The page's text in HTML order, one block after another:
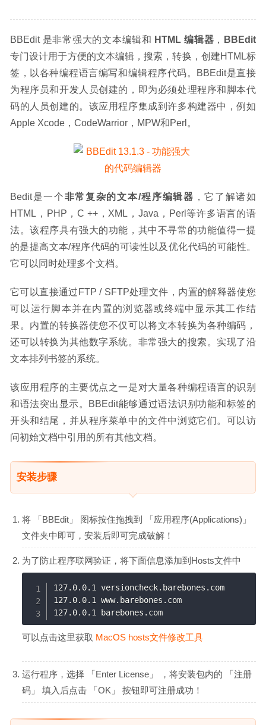
BBEdit 是非常强大的文本编辑和 HTML 编辑器 ，
BBEdit
专门设计用于方便的文本编辑，搜索，转换，创建HTML标
签，以各种编程语言编写和编辑程序代码。BBEdit是直接
为程序员和开发人员创建的，即为必须处理程序和脚本代
码的人员创建的。该应用程序集成到许多构建器中，例如
Apple Xcode，CodeWarrior，MPW和Perl。
Bedit是一个非常复杂的文本/程序编辑器 ，它了解诸如
HTML，PHP，C ++，XML，Java，Perl等许多语言的语
法。该程序具有强大的功能，其中不寻常的功能值得一提
的是提高文本/程序代码的可读性以及优化代码的可能性。
它可以同时处理多个文档。
它可以直接通过FTP / SFTP处理文件，内置的解释器使您
可以运行脚本并在内置的浏览器或终端中显示其工作结
果。内置的转换器使您不仅可以将文本转换为各种编码，
还可以转换为其他数字系统。非常强大的搜索。实现了沿
文本排列书签的系统。
该应用程序的主要优点之一是对大量各种编程语言的识别
和语法突出显示。BBEdit能够通过语法识别功能和标签的
开头和结尾，并从程序菜单中的文件中浏览它们。可以访
问初始文档中引用的所有其他文档。
安装步骤
将 「BBEdit」 图标按住拖拽到 「应用程序(Applications)」
文件夹中即可，安装后即可完成破解！
为了防止程序联网验证，将下面信息添加到Hosts文件中
127.0.0.1 versioncheck.barebones.com
127.0.0.1 www.barebones.com
可以点击这里获取 MacOS hosts文件修改工具
运行程序，选择 「Enter License」 ，将安装包内的 「注册
码」 填入后点击 「OK」 按钮即可注册成功！